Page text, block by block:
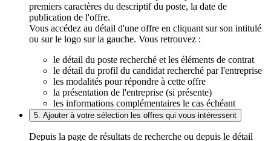
premiers caractères du descriptif du poste, la date de
publication de l'offre.
Vous accédez au détail d'une offre en cliquant sur son intitulé
ou sur le logo sur la gauche. Vous retrouvez :
le détail du poste recherché et les éléments de contrat
le détail du profil du candidat recherché par l'entreprise
les modalités pour répondre à cette offre
la présentation de l'entreprise (si présente)
les informations complémentaires le cas échéant
5. Ajouter à votre sélection les offres qui vous intéressent
Depuis la page de résultats de recherche ou depuis le détail